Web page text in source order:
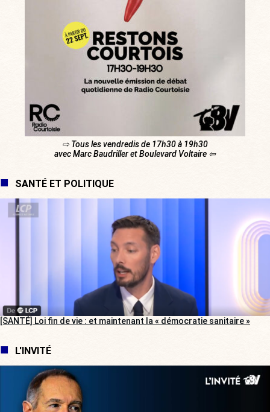
⇨ Tous les vendredis de 17h30 à 19h30
avec Marc Baudriller et Boulevard Voltaire ⇦
SANTÉ ET POLITIQUE
[SANTÉ] Loi fin de vie : et maintenant la « démocratie sanitaire »
L'INVITÉ